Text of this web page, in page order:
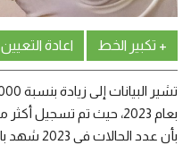
+ تكبير الخط اعادة التعيين